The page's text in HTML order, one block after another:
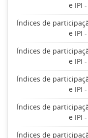
e IPI
Índices de
e IPI
Índices de
e IPI
Índices de
e IPI
Índices de
e IPI
Índices de